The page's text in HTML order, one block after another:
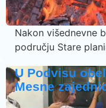
Nakon višednevne
području Stare
U Podvisu
Mesne